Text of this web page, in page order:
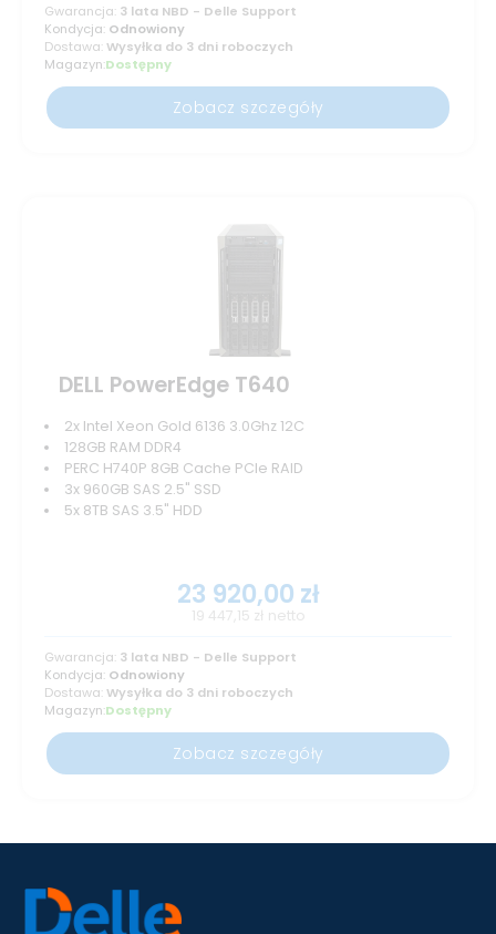
Gwarancja: 3 lata NBD - Delle Support
Kondycja: Odnowiony
Dostawa:Wysyłka do 3 dni roboczych
Magazyn:Dostępny
Zobacz szczegóły
DELL PowerEdge T640
2x Intel Xeon Gold 6136 3.0Ghz 12C
128GB RAM DDR4
PERC H740P 8GB Cache PCIe RAID
3x 960GB SAS 2.5" SSD
5x 8TB SAS 3.5" HDD
23 920,00 zł
19 447,15 zł netto
Gwarancja: 3 lata NBD - Delle Support
Kondycja: Odnowiony
Dostawa:Wysyłka do 3 dni roboczych
Magazyn:Dostępny
Zobacz szczegóły